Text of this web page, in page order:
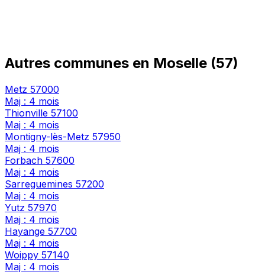
Autres communes en Moselle (57)
Metz 57000
Maj : 4 mois
Thionville 57100
Maj : 4 mois
Montigny-lès-Metz 57950
Maj : 4 mois
Forbach 57600
Maj : 4 mois
Sarreguemines 57200
Maj : 4 mois
Yutz 57970
Maj : 4 mois
Hayange 57700
Maj : 4 mois
Woippy 57140
Maj : 4 mois